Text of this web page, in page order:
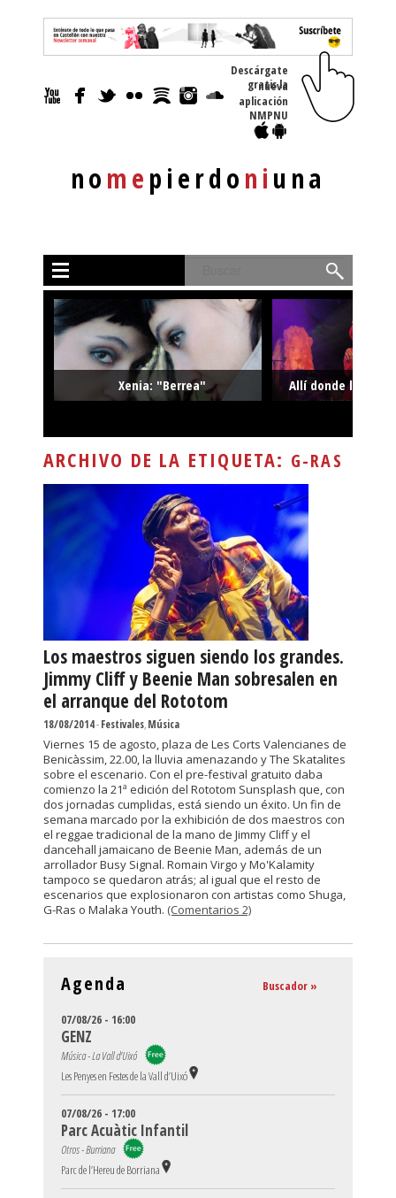
nomepierdoniuna
Descárgate
gratis la nueva
aplicación
NMPNU
Xenia: "Berrea" Allí donde la
ARCHIVO DE LA ETIQUETA: G-RAS
Los maestros siguen siendo los grandes.
Jimmy Cliff y Beenie Man sobresalen en
el arranque del Rototom
18/08/2014-Festivales,Música
Viernes 15 de agosto, plaza de Les Corts Valencianes de
Benicàssim, 22.00, la lluvia amenazando y The Skatalites
sobre el escenario. Con el pre-festival gratuito daba
comienzo la 21ª edición del Rototom Sunsplash que, con
dos jornadas cumplidas, está siendo un éxito. Un fin de
semana marcado por la exhibición de dos maestros con
el reggae tradicional de la mano de Jimmy Cliff y el
dancehall jamaicano de Beenie Man, además de un
arrollador Busy Signal. Romain Virgo y Mo'Kalamity
tampoco se quedaron atrás; al igual que el resto de
escenarios que explosionaron con artistas como Shuga,
G-Ras o Malaka Youth. (Comentarios 2)
Agenda Buscador »
07/08/26 - 16:00
GENZ
Música - La Vall d'Uixó
Les Penyes en Festes de la Vall d’Uixó
07/08/26 - 17:00
Parc Acuàtic Infantil
Otros - Burriana
Parc de l’Hereu de Borriana